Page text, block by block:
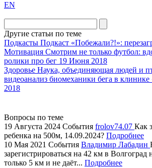
the
division
agent
watch
replica
showcases
substantial
areas.
swiss
bvlgari
watches
+maserati
online
for
EN
Другие статьи по теме
Подкасты Подкаст «Побежали?!»:
Мотивация Смотрим не только футбол:
ролики про бег 19 Июня 2018
Здоровье Наука, объединяющая людей и
видеоанализ биомеханики бега в клинике
2018
Вопросы по теме
19 Августа 2024 События frolov74.07 Как
ребенка на 500м, 14.09.2024? Подробнее
10 Мая 2021 События Владимир Лабадин
зарегистрироваться на 42 км в Волгоград
только 5 км и не даёт... Подробнее